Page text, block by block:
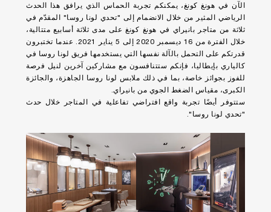
الآن في هونغ كونغ، يمكنكم تجربة الحماس الذي يرافق هذا الحدث
الرياضي المثير من خلال الانضمام إلى "تحدي لونا روسا" المقدّم في
ثلاثة من متاجر بانيراي في هونغ كونغ على مدى ثلاثة أسابيع متتالية،
خلال الفترة من 16 ديسمبر 2020 إلى 5 يناير 2021. عندما تختبرون
قدرتكم على التحمل بالآلة نفسها التي يستخدمها فريق لونا روسا في
كالياري بإيطاليا، فإنكم ستتنافسون مع مشاركين آخرين لنيل فرصة
للفوز بجوائز خاصة، بما في ذلك ملابس لونا روسا الجاهزة، والجائزة
الكبرى، مقياس الضغط الجوي من بانيراي.
ستتوفر أيضًا تجربة واقع افتراضي تفاعلية في المتاجر خلال حدث
"تحدي لونا روسا".